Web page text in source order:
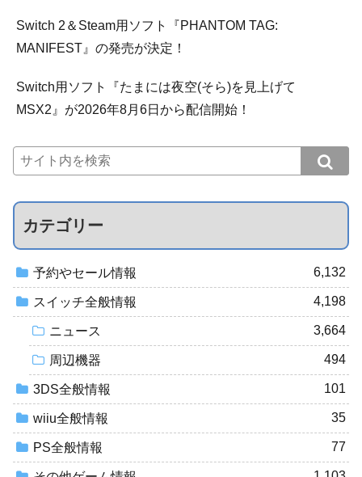
Switch 2＆Steam用ソフト『PHANTOM TAG:
MANIFEST』の発売が決定！
Switch用ソフト『たまには夜空(そら)を見上げて
MSX2』が2026年8月6日から配信開始！
カテゴリー
予約やセール情報 6,132
スイッチ全般情報 4,198
ニュース 3,664
周辺機器 494
3DS全般情報 101
wiiu全般情報 35
PS全般情報 77